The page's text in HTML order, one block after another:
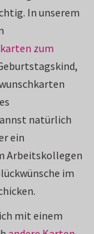
In unserem
zum
natürlich
ein
Arbeitskollegen
im
mit einem